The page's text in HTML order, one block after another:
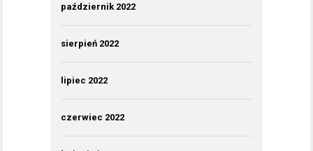
październik 2022
sierpień 2022
lipiec 2022
czerwiec 2022